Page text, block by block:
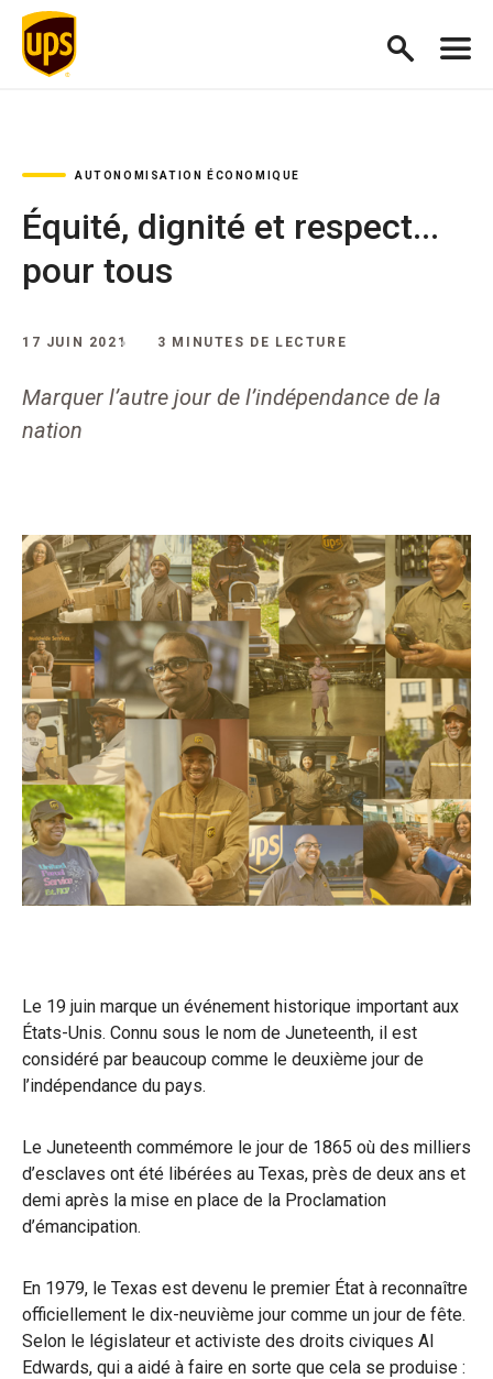
AUTONOMISATION ÉCONOMIQUE
Équité, dignité et respect...
pour tous
17 JUIN 2021 3 MINUTES DE LECTURE
Marquer l’autre jour de l’indépendance de la
nation
Le 19 juin marque un événement historique important aux
États-Unis. Connu sous le nom de Juneteenth, il est
considéré par beaucoup comme le deuxième jour de
l’indépendance du pays.
Le Juneteenth commémore le jour de 1865 où des milliers
d’esclaves ont été libérées au Texas, près de deux ans et
demi après la mise en place de la Proclamation
d’émancipation.
En 1979, le Texas est devenu le premier État à reconnaître
officiellement le dix-neuvième jour comme un jour de fête.
Selon le législateur et activiste des droits civiques Al
Edwards, qui a aidé à faire en sorte que cela se produise :